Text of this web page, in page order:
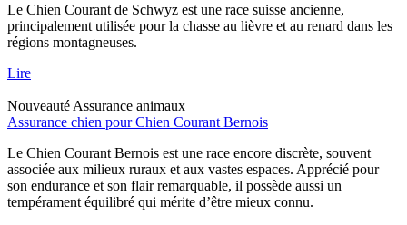
Le Chien Courant de Schwyz est une race suisse ancienne,
principalement utilisée pour la chasse au lièvre et au renard dans les
régions montagneuses.
Lire
Nouveauté Assurance animaux
Assurance chien pour Chien Courant Bernois
Le Chien Courant Bernois est une race encore discrète, souvent
associée aux milieux ruraux et aux vastes espaces. Apprécié pour
son endurance et son flair remarquable, il possède aussi un
tempérament équilibré qui mérite d’être mieux connu.